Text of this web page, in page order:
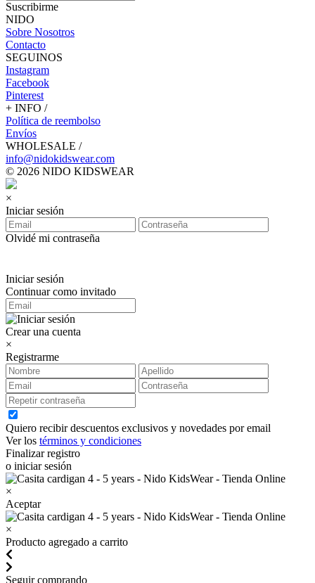
Suscribirme
NIDO
Sobre Nosotros
Contacto
SEGUINOS
Instagram
Facebook
Pinterest
+ INFO /
Política de reembolso
Envíos
WHOLESALE /
info@nidokidswear.com
© 2026 NIDO KIDSWEAR
×
Iniciar sesión
Olvidé mi contraseña
Iniciar sesión
Continuar como invitado
Crear una cuenta
×
Registrarme
Quiero recibir descuentos exclusivos y novedades por email
Ver los términos y condiciones
Finalizar registro
o iniciar sesión
×
Aceptar
×
Producto agregado a carrito
Seguir comprando